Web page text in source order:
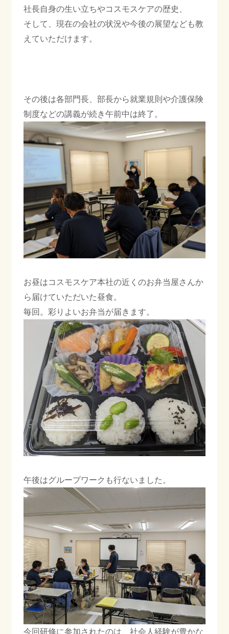
プライバシーポリシー
社長自身の生い立ちやコスモスケアの歴史、
そして、現在の会社の状況や今後の展望なども教
えていただけます。
その後は各部門長、部長から就業規則や介護保険
制度などの講義が続き午前中は終了。
お昼はコスモスケア本社の近くのお弁当屋さんか
ら届けていただいた昼食。
毎回。彩りよいお弁当が届きます。
午後はグループワークも行ないました。
今回研修に参加されたのは、社会人経験が豊かな